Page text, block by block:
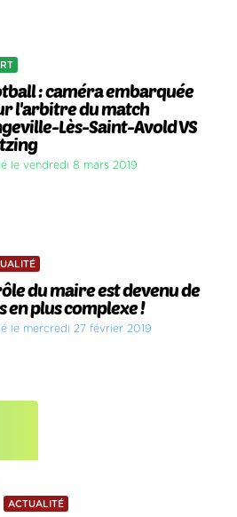
: caméra embarquée
l'arbitre du match
Lès-Saint-Avold VS
le vendredi 8 mars 2019
du maire est devenu de
en plus complexe !
le mercredi 27 février 2019
ACTUALITÉ